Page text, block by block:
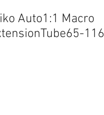
Auto1:1 Macro
116